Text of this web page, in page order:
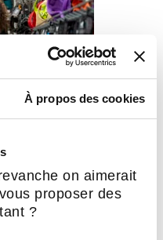
À propos des cookies
on aimerait
proposer des
?